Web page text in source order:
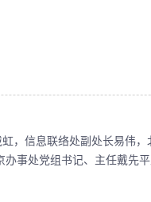
，信息联络处副处长易伟
事处党组书记、主任戴先